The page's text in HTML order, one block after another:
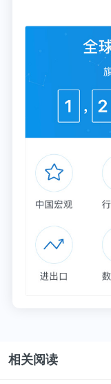
对450美元，他
文负责程度不同
Vines也说，每
有些期刊的录用
会是3960美元。
Fenwick则指出
外审以控制成本
在审稿外，而确
3，关于审稿人和
相关阅读